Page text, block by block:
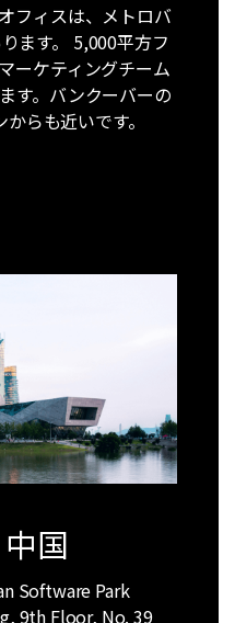
フィスは、メトロバ
ます。 5,000平方フ
ーケティングチーム
す。バンクーバーの
らも近いです。
国
Software Park
9th Floor, No. 39